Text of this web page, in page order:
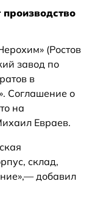
(Ростов
завод по
в
Соглашение о
на
Евраев.
склад,
добавил